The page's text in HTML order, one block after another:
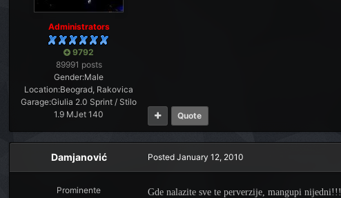
Administrators
9792
89991 posts
Gender:Male
Location:Beograd, Rakovica
Garage:Giulia 2.0 Sprint / Stilo
1.9 MJet 140
Quote
Damjanović
Prominente
PostedJanuary 12, 2010
Gde nalazite sve te perverzije, mangupi nijedni!!!